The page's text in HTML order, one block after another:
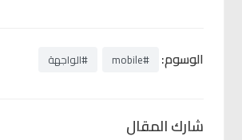
الوسوم: #mobile #الواجهة
شارك المقال